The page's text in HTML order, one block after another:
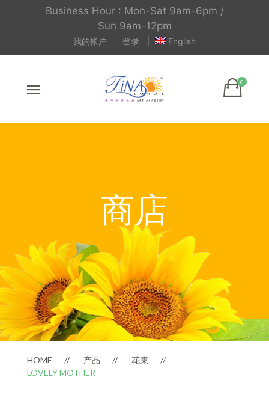
Business Hour : Mon-Sat 9am-6pm /
Sun 9am-12pm
我的帐户 登录 English
商店
HOME 产品
花束
LOVELY MOTHER